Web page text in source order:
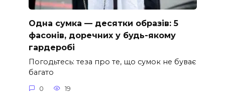
Одна сумка — десятки образів: 5
фасонів, доречних у будь-якому
гардеробі
Погодьтесь: теза про те, що сумок не буває
багато
0 19